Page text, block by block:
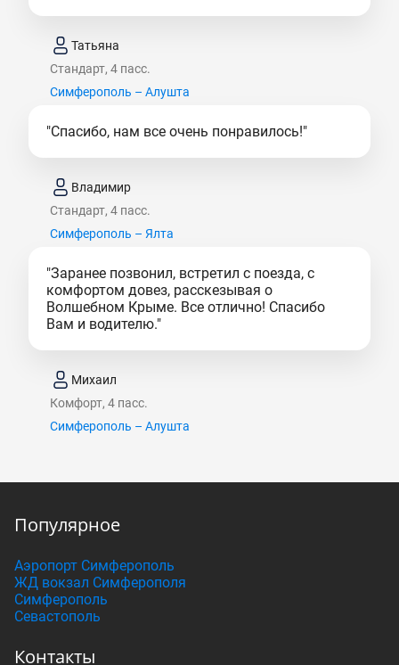
Татьяна
Стандарт, 4 пасс.
Симферополь – Алушта
"Спасибо, нам все очень понравилось!"
Владимир
Стандарт, 4 пасс.
Симферополь – Ялта
"Заранее позвонил, встретил с поезда, с
комфортом довез, расскезывая о
Волшебном Крыме. Все отлично! Спасибо
Вам и водителю."
Михаил
Комфорт, 4 пасс.
Симферополь – Алушта
Популярное
Аэропорт Симферополь
ЖД вокзал Симферополя
Симферополь
Севастополь
Контакты